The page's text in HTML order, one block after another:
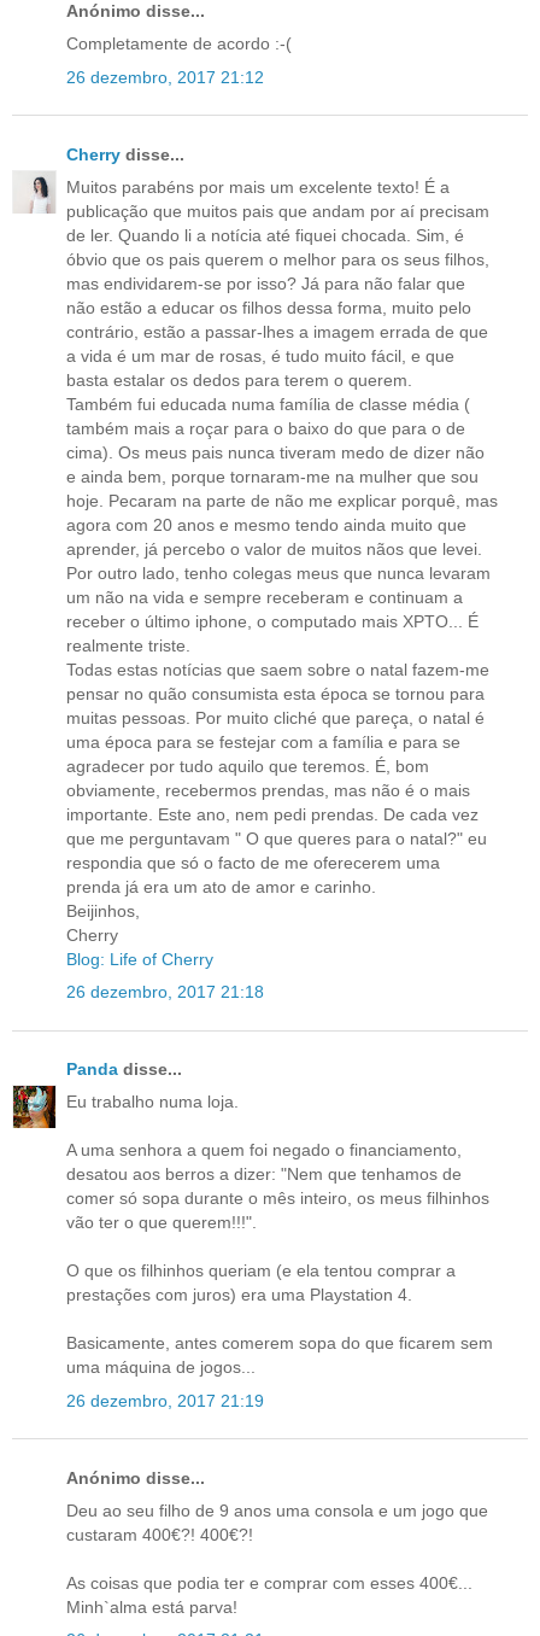
Anónimo disse...
Completamente de acordo :-(
26 dezembro, 2017 21:12
Cherry disse...
Muitos parabéns por mais um excelente texto! É a
publicação que muitos pais que andam por aí precisam
de ler. Quando li a notícia até fiquei chocada. Sim, é
óbvio que os pais querem o melhor para os seus filhos,
mas endividarem-se por isso? Já para não falar que
não estão a educar os filhos dessa forma, muito pelo
contrário, estão a passar-lhes a imagem errada de que
a vida é um mar de rosas, é tudo muito fácil, e que
basta estalar os dedos para terem o querem.
Também fui educada numa família de classe média (
também mais a roçar para o baixo do que para o de
cima). Os meus pais nunca tiveram medo de dizer não
e ainda bem, porque tornaram-me na mulher que sou
hoje. Pecaram na parte de não me explicar porquê, mas
agora com 20 anos e mesmo tendo ainda muito que
aprender, já percebo o valor de muitos nãos que levei.
Por outro lado, tenho colegas meus que nunca levaram
um não na vida e sempre receberam e continuam a
receber o último iphone, o computado mais XPTO... É
realmente triste.
Todas estas notícias que saem sobre o natal fazem-me
pensar no quão consumista esta época se tornou para
muitas pessoas. Por muito cliché que pareça, o natal é
uma época para se festejar com a família e para se
agradecer por tudo aquilo que teremos. É, bom
obviamente, recebermos prendas, mas não é o mais
importante. Este ano, nem pedi prendas. De cada vez
que me perguntavam " O que queres para o natal?" eu
respondia que só o facto de me oferecerem uma
prenda já era um ato de amor e carinho.
Beijinhos,
Cherry
Blog: Life of Cherry
26 dezembro, 2017 21:18
Panda disse...
Eu trabalho numa loja.
A uma senhora a quem foi negado o financiamento,
desatou aos berros a dizer: "Nem que tenhamos de
comer só sopa durante o mês inteiro, os meus filhinhos
vão ter o que querem!!!".
O que os filhinhos queriam (e ela tentou comprar a
prestações com juros) era uma Playstation 4.
Basicamente, antes comerem sopa do que ficarem sem
uma máquina de jogos...
26 dezembro, 2017 21:19
Anónimo disse...
Deu ao seu filho de 9 anos uma consola e um jogo que
custaram 400€?! 400€?!
As coisas que podia ter e comprar com esses 400€...
Minh`alma está parva!